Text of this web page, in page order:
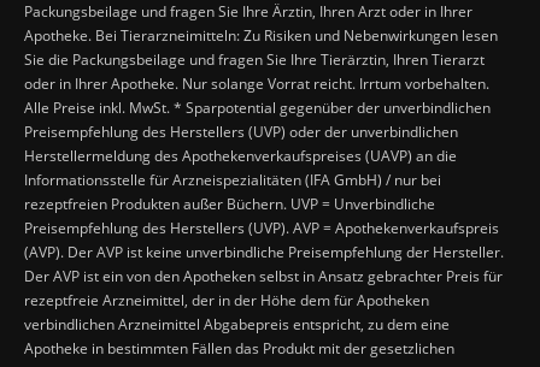
Packungsbeilage und fragen Sie Ihre Ärztin, Ihren Arzt oder in Ihrer
Apotheke. Bei Tierarzneimitteln: Zu Risiken und Nebenwirkungen lesen
Sie die Packungsbeilage und fragen Sie Ihre Tierärztin, Ihren Tierarzt
oder in Ihrer Apotheke. Nur solange Vorrat reicht. Irrtum vorbehalten.
Alle Preise inkl. MwSt. * Sparpotential gegenüber der unverbindlichen
Preisempfehlung des Herstellers (UVP) oder der unverbindlichen
Herstellermeldung des Apothekenverkaufspreises (UAVP) an die
Informationsstelle für Arzneispezialitäten (IFA GmbH) / nur bei
rezeptfreien Produkten außer Büchern. UVP = Unverbindliche
Preisempfehlung des Herstellers (UVP). AVP = Apothekenverkaufspreis
(AVP). Der AVP ist keine unverbindliche Preisempfehlung der Hersteller.
Der AVP ist ein von den Apotheken selbst in Ansatz gebrachter Preis für
rezeptfreie Arzneimittel, der in der Höhe dem für Apotheken
verbindlichen Arzneimittel Abgabepreis entspricht, zu dem eine
Apotheke in bestimmten Fällen das Produkt mit der gesetzlichen